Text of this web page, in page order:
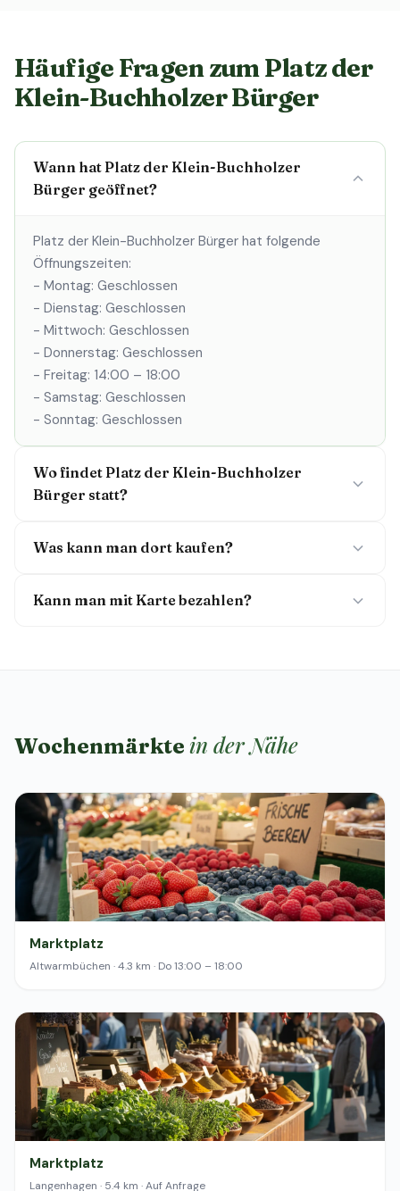
Häufige Fragen zum Platz der
Klein-Buchholzer Bürger
Wann hat Platz der Klein-Buchholzer
Bürger geöffnet?
Platz der Klein-Buchholzer Bürger hat folgende
Öffnungszeiten:
- Montag: Geschlossen
- Dienstag: Geschlossen
- Mittwoch: Geschlossen
- Donnerstag: Geschlossen
- Freitag: 14:00 – 18:00
- Samstag: Geschlossen
- Sonntag: Geschlossen
Wo findet Platz der Klein-Buchholzer
Bürger statt?
Was kann man dort kaufen?
Kann man mit Karte bezahlen?
Wochenmärkte in der Nähe
Marktplatz
Altwarmbüchen · 4.3 km · Do 13:00 – 18:00
Marktplatz
Langenhagen · 5.4 km · Auf Anfrage